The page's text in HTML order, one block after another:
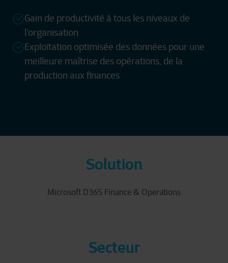
Gain de productivité à tous les niveaux de
l’organisation
Exploitation optimisée des données pour une
meilleure maîtrise des opérations, de la
production aux finances
Solution
Microsoft D365 Finance & Operations
Secteur